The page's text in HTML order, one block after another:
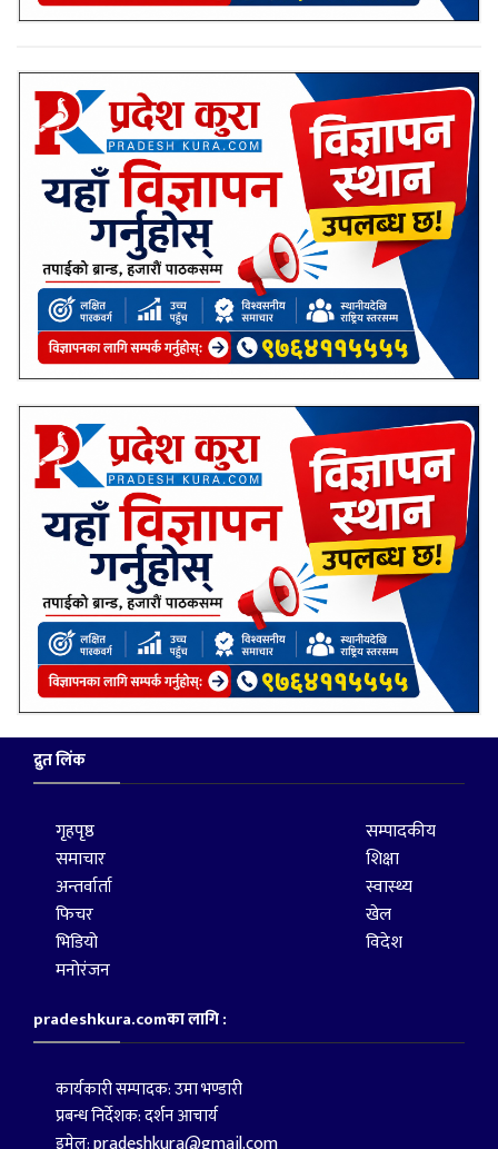
द्रुत लिंक
गृहपृष्ठ
समाचार
अन्तर्वार्ता
फिचर
भिडियो
मनोरंजन
सम्पादकीय
शिक्षा
स्वास्थ्य
खेल
विदेश
pradeshkura.comका लागि :
कार्यकारी सम्पादक: उमा भण्डारी
प्रबन्ध निर्देशक: दर्शन आचार्य